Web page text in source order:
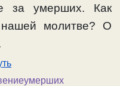
за умерших. Как
молитве? О